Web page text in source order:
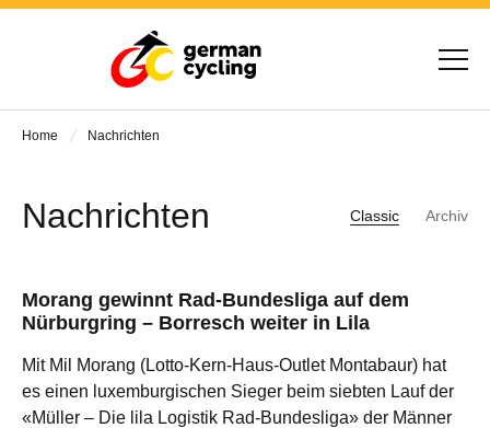
Home Nachrichten
Nachrichten Classic Archiv
Morang gewinnt Rad-Bundesliga auf dem
Nürburgring – Borresch weiter in Lila
Mit Mil Morang (Lotto-Kern-Haus-Outlet Montabaur) hat
es einen luxemburgischen Sieger beim siebten Lauf der
«Müller – Die lila Logistik Rad-Bundesliga» der Männer